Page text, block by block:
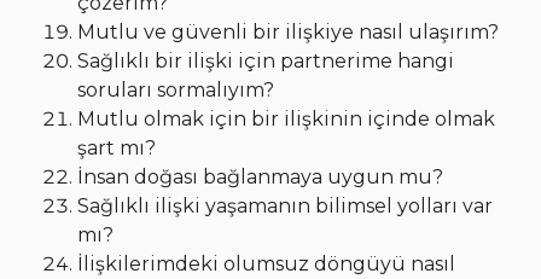
Mutlu ve güvenli bir ilişkiye nasıl ulaşırım?
Sağlıklı bir ilişki için partnerime hangi
soruları sormalıyım?
Mutlu olmak için bir ilişkinin içinde olmak
şart mı?
İnsan doğası bağlanmaya uygun mu?
Sağlıklı ilişki yaşamanın bilimsel yolları var
mı?
İlişkilerimdeki olumsuz döngüyü nasıl